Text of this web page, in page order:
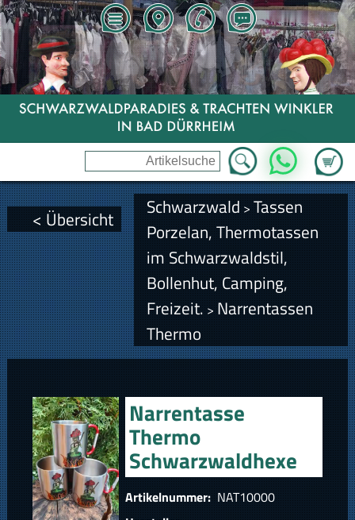
Zum
WhatsApp
< Übersicht Schwarzwald > Tassen
Porzelan, Thermotassen
im Schwarzwaldstil,
Bollenhut, Camping,
Freizeit. > Narrentassen
Thermo
Narrentasse
Thermo
Schwarzwaldhexe
Artikelnummer: NAT10000